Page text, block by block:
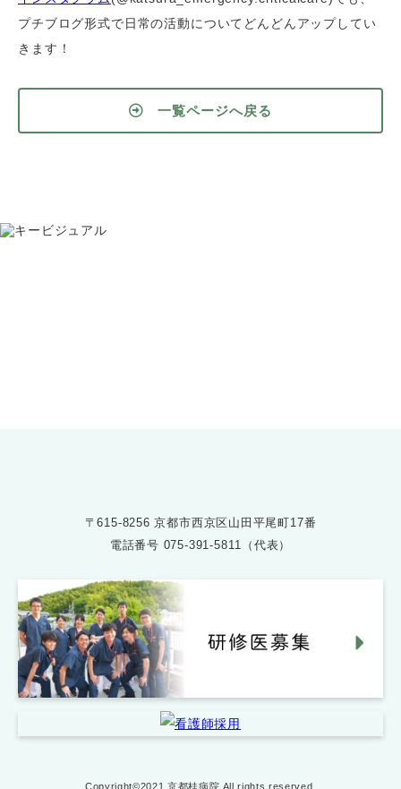
プチブログ形式で日常の活動についてどんどんアップしてい
きます！
一覧ページへ戻る
〒615-8256 京都市西京区山田平尾町17番
電話番号 075-391-5811（代表）
Copyright©2021 京都桂病院 All rights reserved.